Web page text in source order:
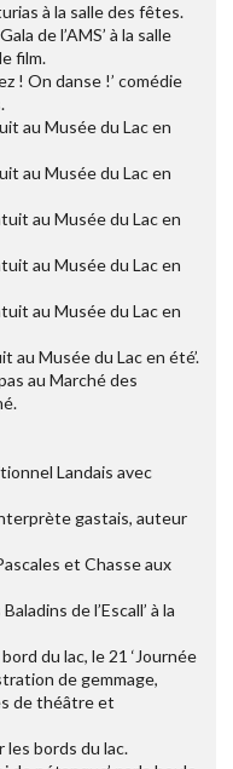
à la salle des fêtes.
de l’AMS’ à la salle
film.
! On danse !’ comédie
au Musée du Lac en
au Musée du Lac en
au Musée du Lac en
au Musée du Lac en
au Musée du Lac en
au Musée du Lac en été’.
au Marché des
Landais avec
gastais, auteur
et Chasse aux
de l’Escall’ à la
du lac, le 21 ‘Journée
de gemmage,
de théâtre et
les bords du lac.